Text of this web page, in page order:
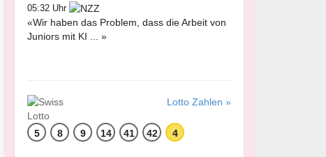
05:32 Uhr
«Wir haben das Problem, dass die Arbeit von
Juniors mit KI ... »
Lotto Zahlen »
5 8 9 14 41 42 4